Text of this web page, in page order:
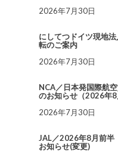
2026年7月30日
にしてつドイツ現地
転のご案内
2026年7月30日
NCA／日本発国際航
のお知らせ（2026年
2026年7月30日
JAL／2026年8月前
お知らせ(変更)